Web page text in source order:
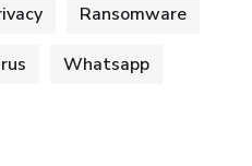
Ransomware
Whatsapp